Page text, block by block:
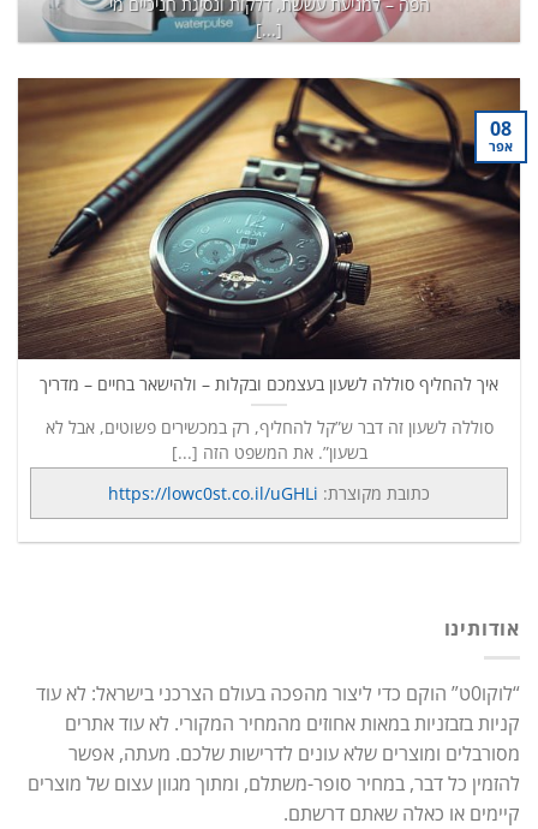
[...]
המשך קריאה→
איך להחליף סוללה לשעון בעצמכם ובקלות – ולהישאר בחיים – מדריך
סוללה לשעון זה דבר ש”קל להחליף, רק במכשירים פשוטים, אבל לא
בשעון”. את המשפט הזה [...]
כתובת מקוצרת: https://lowc0st.co.il/uGHLi
08
אפר
אודותינו
“לוקו0ט” הוקם כדי ליצור מהפכה בעולם הצרכני בישראל: לא עוד
קניות בזבזניות במאות אחוזים מהמחיר המקורי. לא עוד אתרים
מסורבלים ומוצרים שלא עונים לדרישות שלכם. מעתה, אפשר
להזמין כל דבר, במחיר סופר-משתלם, ומתוך מגוון עצום של מוצרים
קיימים או כאלה שאתם דרשתם.